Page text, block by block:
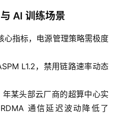
AI 训练场景
心指标，电源管理策略需极度
L1.2，禁用链路速率动态
某头部云厂商的超算中心实
通信延迟波动降低了